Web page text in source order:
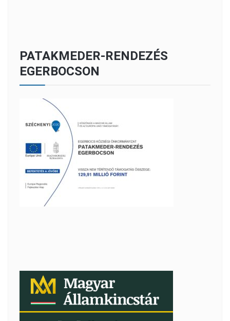
PATAKMEDER-RENDEZÉS
EGERBOCSON